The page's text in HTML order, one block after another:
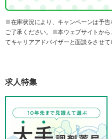
※在庫状況により、キャンペーンは予告
ご了承ください。※本ウェブサイトか
てキャリアアドバイザーと面談をさせて
求人特集